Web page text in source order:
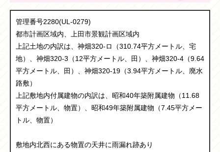
管理番号2280(UL-0279)
都市計画区域内、上田市景観計画区域内
上記土地の内訳は、神畑320-ロ（310.74平方メートル、宅
地）、神畑320-3（12平方メートル、田）、神畑320-4（9.64
平方メートル、田）、神畑320-19（3.94平方メートル、廃水
路敷）
上記敷地内付属建物の内訳は、昭和40年築附属建物（11.68
平方メートル、物置）、昭和49年築附属建物（7.45平方メー
トル、物置）
敷地内北西にある物置の天井に雨漏れ跡あり